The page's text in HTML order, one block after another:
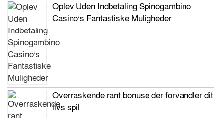
Oplev Uden Indbetaling Spinogambino
Casino’s Fantastiske Muligheder
Overraskende rant bonuse der forvandler dit
livs spil